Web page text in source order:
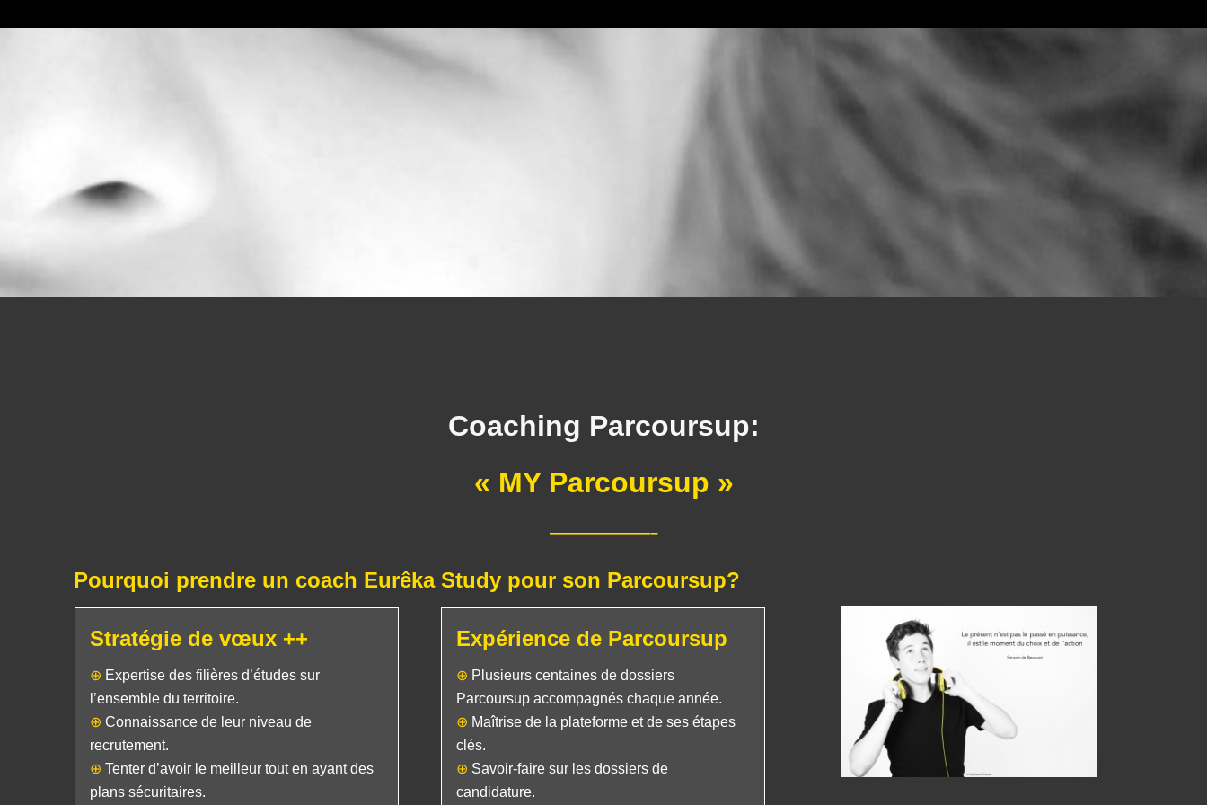
premier choix et un immense bonheur lorsque j’ai appris mon admission. Et c’est en grande partie grâce à vous. Je vous
remercie infiniment de m’avoir accompagnée dans mes choix d’orientation et d’avoir toujours été à l’écoute pour que mes 10
l’année prochaine, et c’est avec plaisir que je vous tiendrai au courant de mon parcours dans les études supérieures. Encore
merci pour votre accompagnement et votre bienveillance »
Coaching Parcoursup:
« MY Parcoursup »
———————–
Pourquoi prendre un coach Eurêka Study pour son Parcoursup?
Stratégie de vœux ++
⊕ Expertise des filières d’études sur
l’ensemble du territoire.
⊕ Connaissance de leur niveau de
recrutement.
⊕ Tenter d’avoir le meilleur tout en ayant des
plans sécuritaires.
Expérience de Parcoursup
⊕ Plusieurs centaines de dossiers
Parcoursup accompagnés chaque année.
⊕ Maîtrise de la plateforme et de ses étapes
clés.
⊕ Savoir-faire sur les dossiers de
candidature.